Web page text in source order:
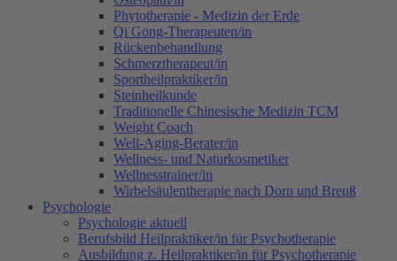
Phytotherapie - Medizin der Erde
Qi Gong-Therapeuten/in
Rückenbehandlung
Schmerztherapeut/in
Sportheilpraktiker/in
Steinheilkunde
Traditionelle Chinesische Medizin TCM
Weight Coach
Well-Aging-Berater/in
Wellness- und Naturkosmetiker
Wellnesstrainer/in
Wirbelsäulentherapie nach Dorn und Breuß
Psychologie
Psychologie aktuell
Berufsbild Heilpraktiker/in für Psychotherapie
Ausbildung z. Heilpraktiker/in für Psychotherapie